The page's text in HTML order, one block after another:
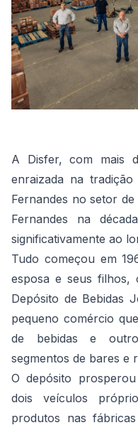
A Disfer, com mais
enraizada na
Fernandes no setor
Fernandes na
significativamente ao
Tudo começou em
esposa e seus filhos,
Depósito de Bebidas
pequeno comércio
de bebidas e
segmentos de bares e
O depósito
dois veículos
produtos nas